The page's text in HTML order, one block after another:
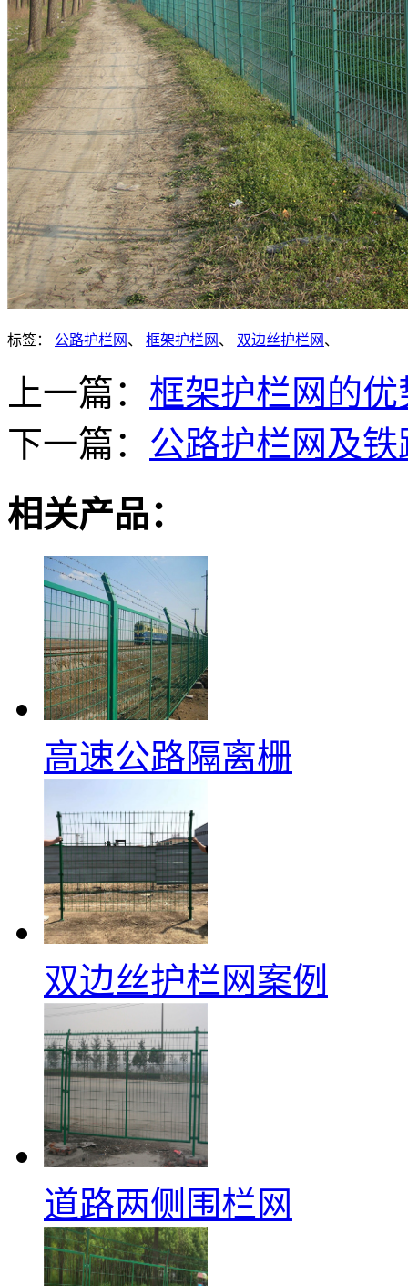
标签： 公路护栏网 、 框架护栏网 、 双边丝护栏网 、
上一篇： 框架护栏网的
下一篇： 公路护栏网及
相关产品：
高速公路隔离栅
双边丝护栏网案例
道路两侧围栏网